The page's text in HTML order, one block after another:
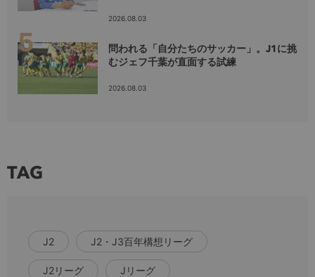
2026.08.03
問われる「自分たちのサッカー」。J1に挑
むジェフ千葉が直面する試練
2026.08.03
TAG
J2 J2・J3百年構想リーグ
J2リーグ Jリーグ